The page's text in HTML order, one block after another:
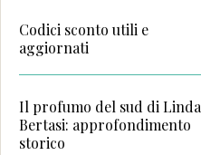
Codici sconto utili e
aggiornati
Il profumo del sud di Linda
Bertasi: approfondimento
storico